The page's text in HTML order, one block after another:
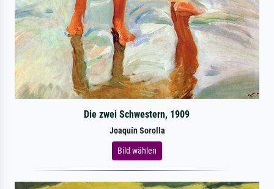
Die zwei Schwestern, 1909
Joaquín Sorolla
Bild wählen